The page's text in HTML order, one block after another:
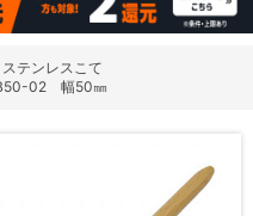
テンレスこて
02 幅50㎜